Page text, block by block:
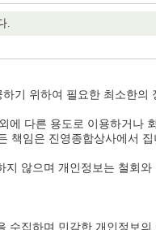
.
기 위하여 필요한 최소한의
다른 용도로 이용하거나
책임은 진영종합상사에서 집
않으며 개인정보는 철회와
수집하며 민감한 개인정보